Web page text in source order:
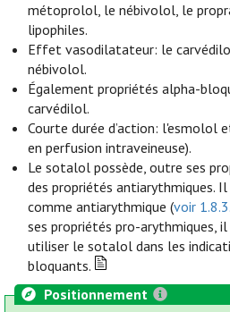
métoprolol, le nébivolol, le
lipophiles.
Effet vasodilatateur: le
nébivolol.
Également propriétés alpha-
carvédilol.
Courte durée d’action: l'esmolol
en perfusion intraveineuse).
Le sotalol possède, outre ses
des propriétés antiarythmiques.
comme antiarythmique (voir
ses propriétés pro-arythmiques,
utiliser le sotalol dans les
bloquants.
Positionnement